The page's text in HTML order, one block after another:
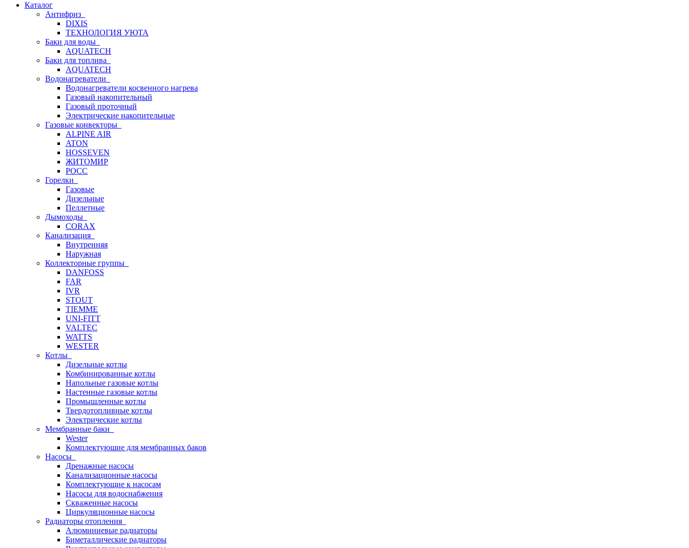
Каталог
Антифриз
DIXIS
ТЕХНОЛОГИЯ УЮТА
Баки для воды
AQUATECH
Баки для топлива
AQUATECH
Водонагреватели
Водонагреватели косвенного нагрева
Газовый накопительный
Газовый проточный
Электрические накопительные
Газовые конвекторы
ALPINE AIR
ATON
HOSSEVEN
ЖИТОМИР
РОСС
Горелки
Газовые
Дизельные
Пеллетные
Дымоходы
CORAX
Канализация
Внутренняя
Наружная
Коллекторные группы
DANFOSS
FAR
IVR
STOUT
TIEMME
UNI-FITT
VALTEC
WATTS
WESTER
Котлы
Дизельные котлы
Комбинированные котлы
Напольные газовые котлы
Настенные газовые котлы
Промышленные котлы
Твердотопливные котлы
Электрические котлы
Мембранные баки
Wester
Комплектуюшие для мембранных баков
Насосы
Дренажные насосы
Канализационные насосы
Комплектующие к насосам
Насосы для водоснабжения
Скваженные насосы
Циркуляционные насосы
Радиаторы отопления
Алюминиевые радиаторы
Биметаллические радиаторы